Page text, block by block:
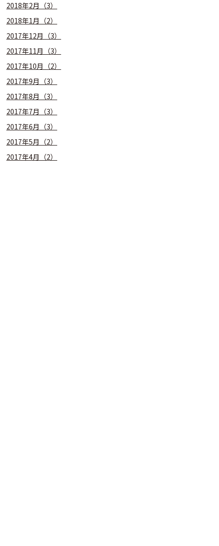
2018年2月（3）
2018年1月（2）
2017年12月（3）
2017年11月（3）
2017年10月（2）
2017年9月（3）
2017年8月（3）
2017年7月（3）
2017年6月（3）
2017年5月（2）
2017年4月（2）